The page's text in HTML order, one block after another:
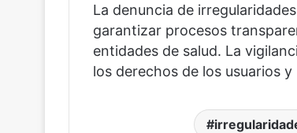
La denuncia de
garantizar procesos
entidades de salud. La
los derechos de los usuarios